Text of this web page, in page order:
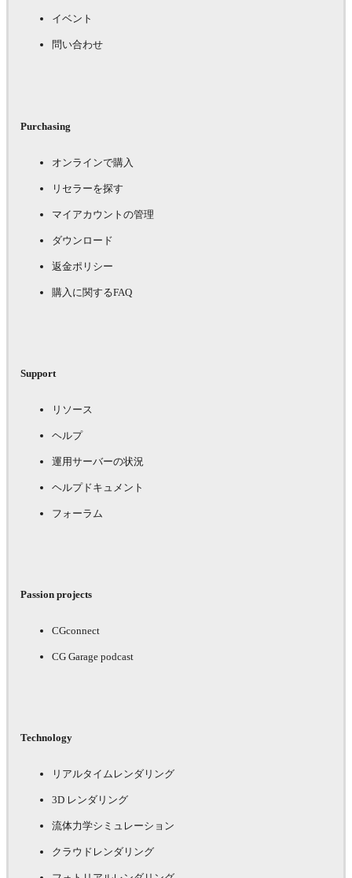
イベント
問い合わせ
Purchasing
オンラインで購入
リセラーを探す
マイアカウントの管理
ダウンロード
返金ポリシー
購入に関するFAQ
Support
リソース
ヘルプ
運用サーバーの状況
ヘルプドキュメント
フォーラム
Passion projects
CGconnect
CG Garage podcast
Technology
リアルタイムレンダリング
3D レンダリング
流体力学シミュレーション
クラウドレンダリング